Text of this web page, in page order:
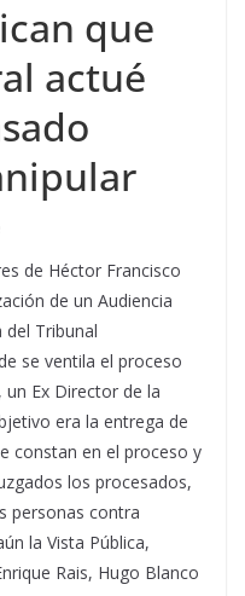
que
actué
de Héctor Francisco
de un Audiencia
del Tribunal
se ventila el proceso
Ex Director de la
era la entrega de
constan en el proceso y
los procesados,
personas contra
la Vista Pública,
Rais, Hugo Blanco